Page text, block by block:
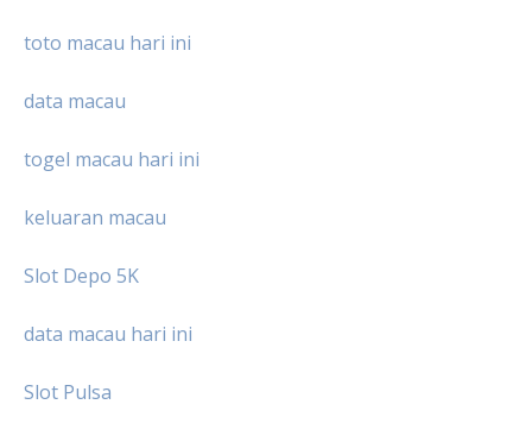
toto macau hari ini
data macau
togel macau hari ini
keluaran macau
Slot Depo 5K
data macau hari ini
Slot Pulsa